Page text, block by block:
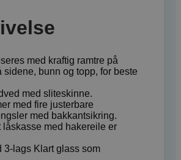
med kraftig ramtre på
sidene, bunn og topp, for beste
med sliteskinne.
med fire justerbare
med bakkantsikring.
låskasse med hakereile er
3-lags Klart glass som